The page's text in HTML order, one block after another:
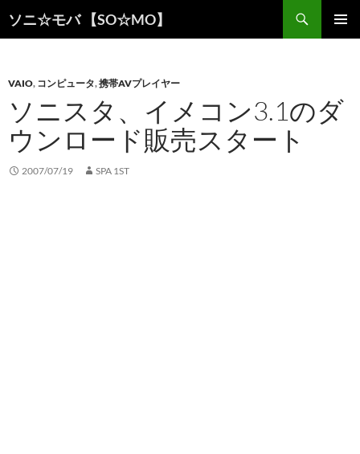
ソニ☆モバ 【SO☆MO】
索
ン
ツ
へ
ス
キ
ッ
VAIO, コンピュータ,携帯AVプレイヤー
ソニスタ、イメコン3.1のダ
ウンロード販売スタート
2007/07/19 SPA 1ST